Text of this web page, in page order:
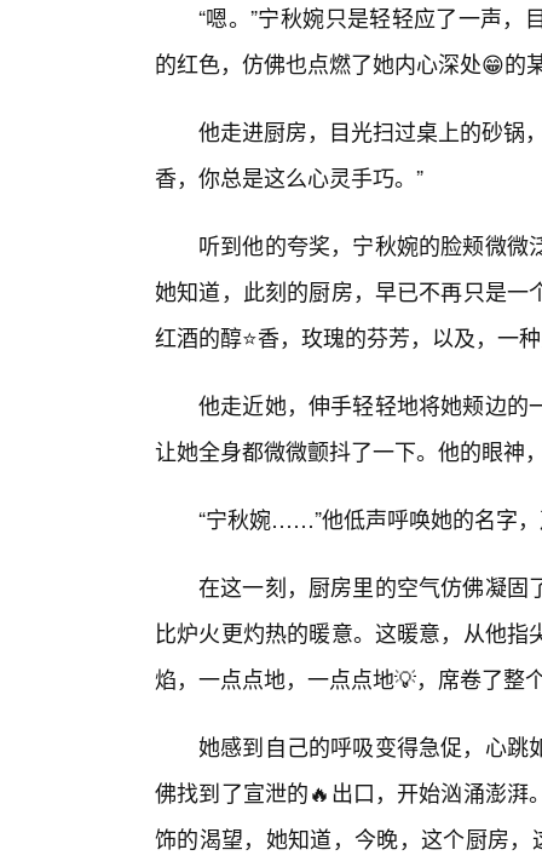
“嗯。”宁秋婉只是轻轻应了一声
的红色，仿佛也点燃了她内心深处😁的
他走进厨房，目光扫过桌上的砂锅
香，你总是这么心灵手巧。”
听到他的夸奖，宁秋婉的脸颊微
她知道，此刻的厨房，早已不再只是
红酒的醇⭐香，玫瑰的芬芳，以及，一
他走近她，伸手轻轻地将她颊边的
让她全身都微微颤抖了一下。他的眼神
“宁秋婉……”他低声呼唤她的名字
在这一刻，厨房里的空气仿佛凝固
比炉火更灼热的暖意。这暖意，从他
焰，一点点地，一点点地💡，席卷了整
她感到自己的呼吸变得急促，心跳
佛找到了宣泄的🔥出口，开始汹涌澎
饰的渴望，她知道，今晚，这个厨房